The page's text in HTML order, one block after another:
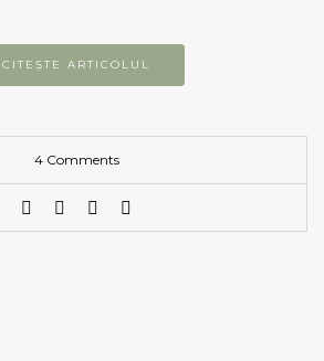
CITEȘTE ARTICOLUL
4 Comments